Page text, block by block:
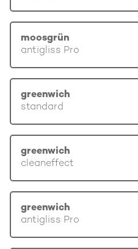
moosgrün
antigliss Pro
greenwich
standard
greenwich
cleaneffect
greenwich
antigliss Pro